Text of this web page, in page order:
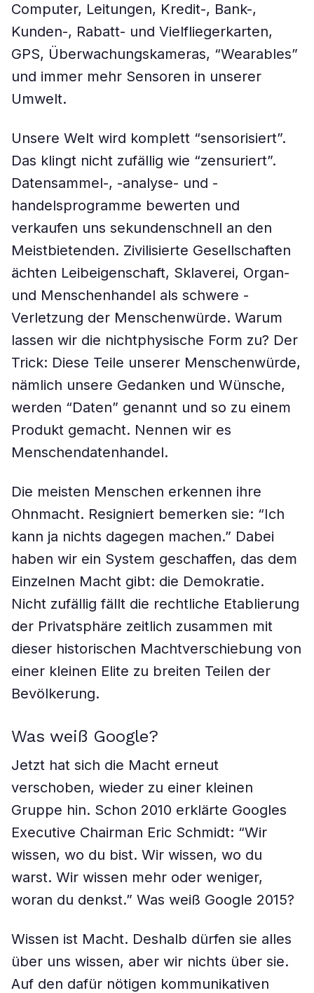
Computer, Leitungen, Kredit-, Bank-,
Kunden-, Rabatt- und Vielfliegerkarten,
GPS, Überwachungskameras, “Wearables”
und immer mehr Sensoren in ­unserer
Umwelt.
Unsere Welt wird komplett “sensorisiert”.
Das klingt nicht ­zufällig wie “zensuriert”.
Datensammel-, -analyse- und -
handelsprogramme bewerten und
verkaufen uns sekun­den­schnell an den
Meistbietenden. ­Zivilisierte Gesellschaften
ächten Leibeigenschaft, Sklaverei, Organ-
und Menschenhandel als schwere ­
Verletzung der Menschenwürde. Warum
lassen wir die nichtphysische Form zu? Der
Trick: Diese Teile unserer Menschenwürde,
nämlich unsere Gedanken und Wünsche,
werden “Daten” genannt und so zu einem
Produkt gemacht. Nennen wir es
Menschendatenhandel.
Die meisten Menschen erkennen ihre
Ohnmacht. ­Resigniert bemerken sie: “Ich
kann ja nichts dagegen machen.” Dabei
haben wir ein System geschaffen, das dem
Einzelnen Macht gibt: die Demokratie.
Nicht zufällig fällt die rechtliche Etablierung
der Privatsphäre zeitlich zusammen mit
dieser historischen Machtverschiebung von
einer kleinen ­Elite zu breiten Teilen der
Bevölkerung.
Was weiß Google?
Jetzt hat sich die Macht erneut
verschoben, wieder zu einer kleinen
Gruppe hin. Schon 2010 erklärte Googles
Executive Chairman Eric Schmidt: “Wir
wissen, wo du bist. Wir wissen, wo du
warst. Wir wissen mehr oder weniger,
woran du denkst.” Was weiß Google 2015?
Wissen ist Macht. Deshalb dürfen sie alles
über uns wissen, aber wir nichts über sie.
Auf den dafür nötigen kommunikativen